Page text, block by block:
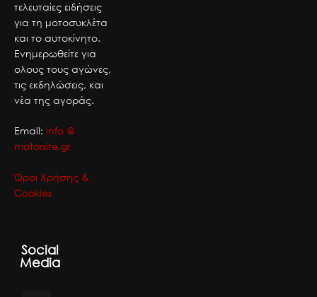
τελευταίες ειδήσεις
για τη μοτοσυκλέτα
και το αυτοκίνητο.
Ενημερωθείτε για
ολους τους αγώνες,
τις εκδηλώσεις, και
νέα της αγοράς.
Email: info @
motorsite.gr
Όροι Χρήσης &
Cookies
Social
Media